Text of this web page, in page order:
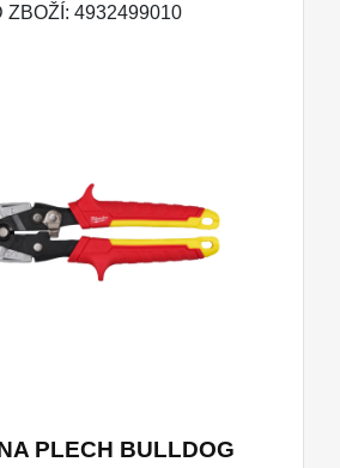
ZBOŽÍ: 4932499010
PLECH BULLDOG